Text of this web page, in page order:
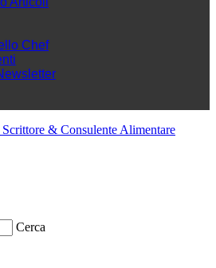
Chef
Cerca